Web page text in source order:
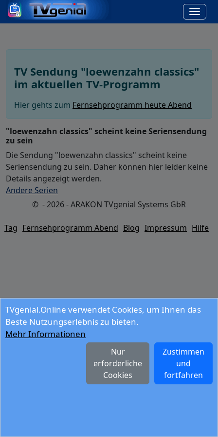
TVgenial.Online verwendet Cookies, um Ihnen das
Beste Nutzungserlebnis zu bieten.
Mehr Informationen
Zustimmen
und
fortfahren
Nur
erforderliche
Cookies
TV Sendung "loewenzahn classics"
im aktuellen TV-Programm
Hier gehts zum Fernsehprogramm heute Abend
"loewenzahn classics" scheint keine Seriensendung
zu sein
Die Sendung "loewenzahn classics" scheint keine
Seriensendung zu sein. Daher können hier leider keine
Details angezeigt werden.
Andere Serien
© - 2026 - ARAKON TVgenial Systems GbR
Tag Fernsehprogramm Abend Blog Impressum Hilfe